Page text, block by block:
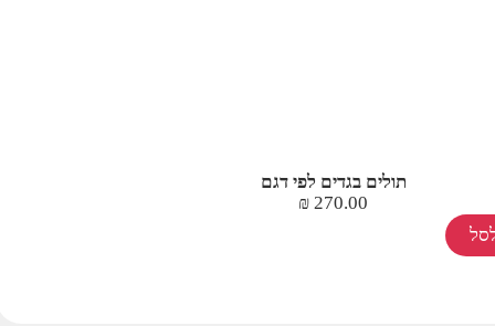
תולים בגדים לפי דגם
270.00
₪